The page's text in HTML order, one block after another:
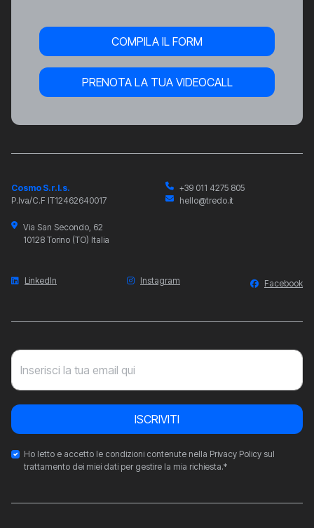
COMPILA IL FORM
PRENOTA LA TUA VIDEOCALL
Cosmo S.r.l.s.
P.Iva/C.F IT12462640017
+39 011 4275 805
hello@tredo.it
Via San Secondo, 62
10128 Torino (TO) Italia
LinkedIn Instagram Facebook
Inserisci la tua email qui
ISCRIVITI
Ho letto e accetto le condizioni contenute nella Privacy Policy sul
trattamento dei miei dati per gestire la mia richiesta.*